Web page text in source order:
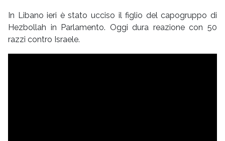
In Libano ieri è stato ucciso il figlio del capogruppo di
Hezbollah in Parlamento. Oggi dura reazione con 50
razzi contro Israele.